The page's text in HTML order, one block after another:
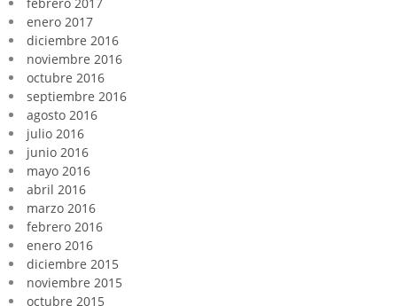
febrero 2017
enero 2017
diciembre 2016
noviembre 2016
octubre 2016
septiembre 2016
agosto 2016
julio 2016
junio 2016
mayo 2016
abril 2016
marzo 2016
febrero 2016
enero 2016
diciembre 2015
noviembre 2015
octubre 2015